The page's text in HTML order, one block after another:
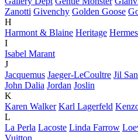
Zanotti Givenchy Golden Goose
H
Harmont & Blaine Heritage Hermes
I
Isabel Marant
J
Jacquemus Jaeger-LeCoultre Jil
John Dalia Jordan Joslin
K
Karen Walker Karl Lagerfeld
L
La Perla Lacoste Linda Farrow